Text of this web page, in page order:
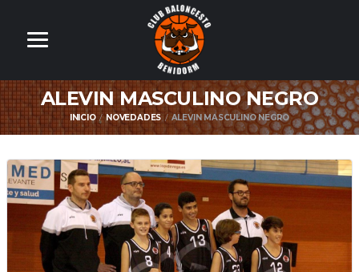
ALEVIN MASCULINO NEGRO
INICIO NOVEDADES ALEVIN MASCULINO NEGRO